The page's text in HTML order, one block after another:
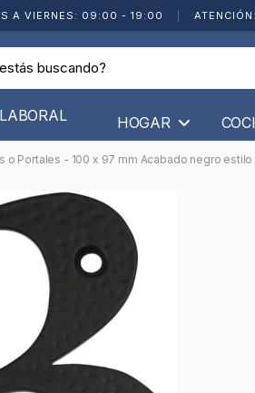
A VIERNES: 09:00 - 19:00
HOGAR
o Portales - 100 x 97 mm Acabado negro estilo